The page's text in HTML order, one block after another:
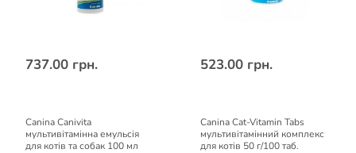
737.00 грн.
Canina Canivita
мультивітамінна емульсія
для котів та собак 100 мл
523.00 грн.
Canina Cat-Vitamin Tabs
мультивітамінний комплекс
для котів 50 г/100 таб.